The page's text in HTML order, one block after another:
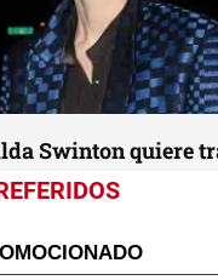
Swinton quiere